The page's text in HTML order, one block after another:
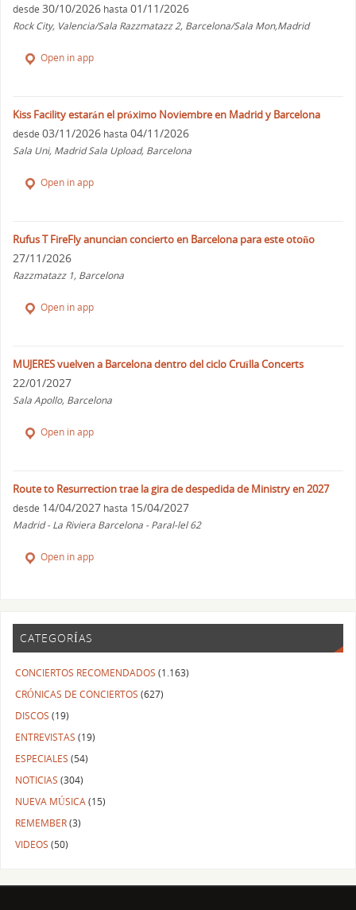
desde 30/10/2026 hasta 01/11/2026
Rock City, Valencia/Sala Razzmatazz 2, Barcelona/Sala Mon,Madrid
Open in app
Kiss Facility estarán el próximo Noviembre en Madrid y Barcelona
desde 03/11/2026 hasta 04/11/2026
Sala Uni, Madrid Sala Upload, Barcelona
Open in app
Rufus T FireFly anuncian concierto en Barcelona para este otoño
27/11/2026
Razzmatazz 1, Barcelona
Open in app
MUJERES vuelven a Barcelona dentro del ciclo Cruïlla Concerts
22/01/2027
Sala Apollo, Barcelona
Open in app
Route to Resurrection trae la gira de despedida de Ministry en 2027
desde 14/04/2027 hasta 15/04/2027
Madrid - La Riviera Barcelona - Paral-lel 62
Open in app
CATEGORÍAS
CONCIERTOS RECOMENDADOS (1.163)
CRÓNICAS DE CONCIERTOS (627)
DISCOS (19)
ENTREVISTAS (19)
ESPECIALES (54)
NOTICIAS (304)
NUEVA MÚSICA (15)
REMEMBER(3)
VIDEOS (50)